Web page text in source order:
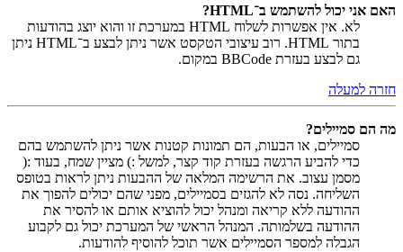
האם אני יכול להשתמש ב־HTML?
לא. אין אפשרות לשלוח HTML במערכת זו והוא יוצג בהודעות
בתור HTML. רוב עיצובי הטקסט אשר ניתן לבצע ב־HTML ניתן
גם לבצע בעזרת BBCode במקום.
חזרה למעלה
מה הם סמיילים?
סמיילים, או הבעות, הם תמונות קטנות אשר ניתן להשתמש בהם
כדי להביע הרגשה בעזרת קוד קצר, למשל :) מציין שמח, בעוד :(
מסמן עצוב. את הרשימה המלאה של ההבעות ניתן לראות בטופס
השליחה. נסה לא להגזים בסמיילים, מפני שהם יכולים להפוך את
ההודעה ללא קריאה ומנהל יכול להוציא אותם או להסיר את
ההודעה בשלמותה. המנהל הראשי של המערכת יכול גם לקבוע
הגבלה למספר הסמיילים אשר תוכל להוסיף להודעות.